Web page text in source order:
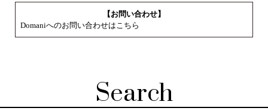
【お問い合わせ】
Domaniへのお問い合わせはこちら
Search